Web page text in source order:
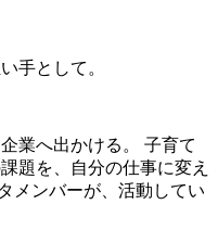
手として。
業へ出かける。 子育て
題を、自分の仕事に変え
メンバーが、活動してい